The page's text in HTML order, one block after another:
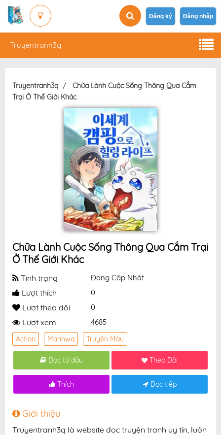
Đăng ký Đăng nhập
Truyentranh3q
Truyentranh3q
Chữa Lành Cuộc Sống Thông Qua Cắm
Trại Ở Thế Giới Khác
Chữa Lành Cuộc Sống Thông Qua Cắm Trại
Ở Thế Giới Khác
Tình trạng Đang Cập Nhật
Lượt thích 0
Lượt theo dõi 0
Lượt xem 4685
Action Manhwa Truyện Màu
Đọc từ đầu Theo Dõi
Thích Đọc tiếp
Giới thiệu
Truyentranh3q là website đọc truyện tranh uy tín, luôn